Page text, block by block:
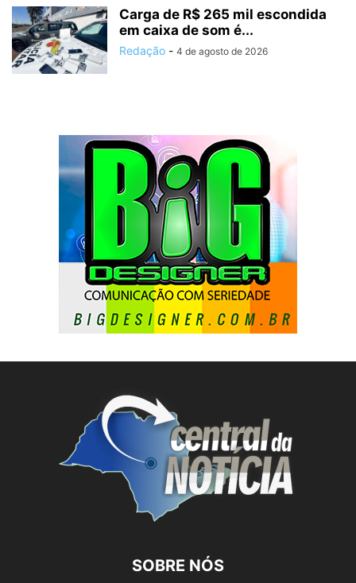
Carga de R$ 265 mil escondida
em caixa de som é...
Redação - 4 de agosto de 2026
SOBRE NÓS